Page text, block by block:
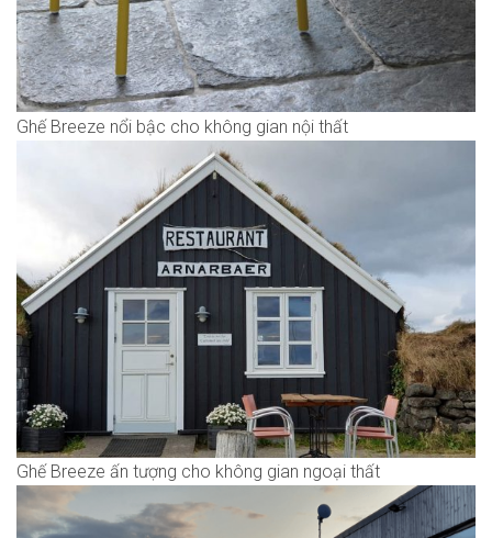
Ghế Breeze nổi bậc cho không gian nội thất
Ghế Breeze ấn tượng cho không gian ngoại thất